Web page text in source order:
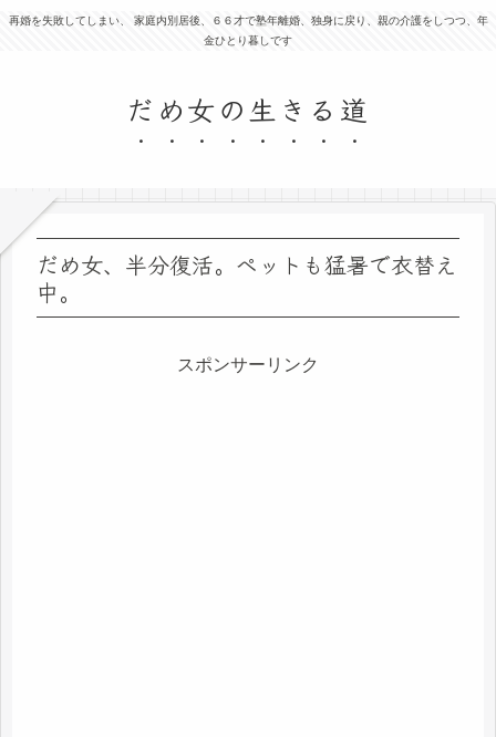
再婚を失敗してしまい、 家庭内別居後、６６才で塾年離婚、独身に戻り、親の介護をしつつ、年
金ひとり暮しです
だめ女の生きる道
だめ女、半分復活。ペットも猛暑で衣替え
中。
スポンサーリンク